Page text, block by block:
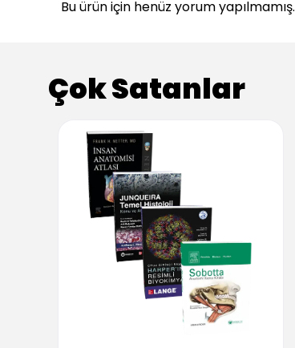
Bu ürün için henüz yorum yapılmamış.
Çok Satanlar